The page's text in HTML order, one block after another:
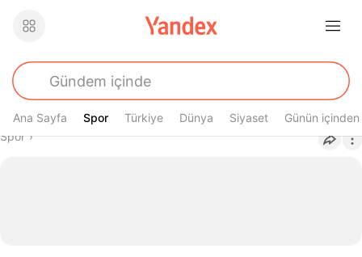
Ana Sayfa Spor
Spor Türkiye Dünya Siyaset Günün içinden
Buradasın
Spor›